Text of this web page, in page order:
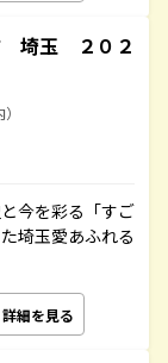
埼玉 ２０２
今を彩る「すご
埼玉愛あふれる
詳細を見る